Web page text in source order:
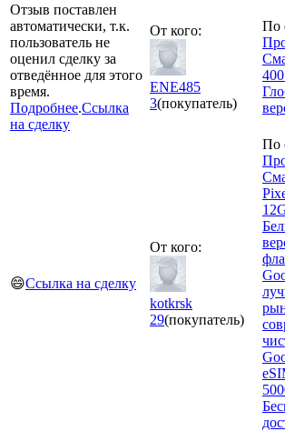
Отзыв поставлен
автоматически, т.к.
пользователь не
оценил сделку за
отведённое для этого
время.
Подробнее.Ссылка
на сделку
От кого:
ENE485
3(покупатель)
По
😄Ссылка на сделку
От кого:
kotkrsk
29(покупатель)
По